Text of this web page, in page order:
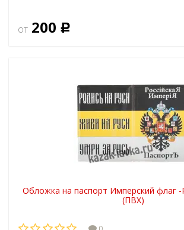
от 200 Р
Обложка на паспорт Имперский флаг -
(ПВХ)